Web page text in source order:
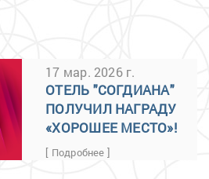
17 мар. 2026 г.
ОТЕЛЬ "СОГДИАНА"
ПОЛУЧИЛ НАГРАДУ
«ХОРОШЕЕ МЕСТО»!
[ Подробнее ]